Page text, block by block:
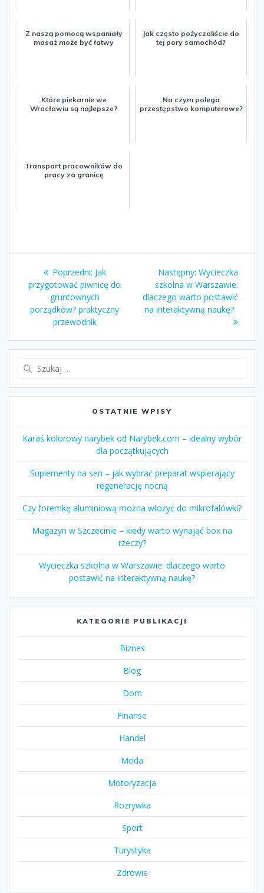
Z naszą pomocą wspaniały
masaż może być łatwy
Jak często pożyczaliście do
tej pory samochód?
Które piekarnie we
Wrocławiu są najlepsze?
Na czym polega
przestępstwo komputerowe?
Transport pracowników do
pracy za granicę
Nawigacja
wpisu
Poprzedni: Poprzedni
wpis:
Jak
przygotować piwnicę do
gruntownych
porządków? praktyczny
przewodnik
Następny: Następny
wpis:
Wycieczka
szkolna w Warszawie:
dlaczego warto postawić
na interaktywną naukę?
OSTATNIE WPISY
Karaś kolorowy narybek od Narybek.com – idealny wybór
dla początkujących
Suplementy na sen – jak wybrać preparat wspierający
regenerację nocną
Czy foremkę aluminiową można włożyć do mikrofalówki?
Magazyn w Szczecinie – kiedy warto wynająć box na
rzeczy?
Wycieczka szkolna w Warszawie: dlaczego warto
postawić na interaktywną naukę?
KATEGORIE PUBLIKACJI
Biznes
Blog
Dom
Finanse
Handel
Moda
Motoryzacja
Rozrywka
Sport
Turystyka
Zdrowie